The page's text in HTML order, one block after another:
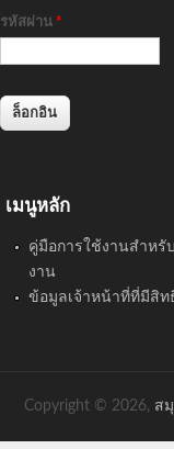
รหัสผ่าน *
เมนูหลัก
คู่มือการใช้งานสำห
งาน
ข้อมูลเจ้าหน้าที่ที่มีสิ
Copyright © 2026, ส